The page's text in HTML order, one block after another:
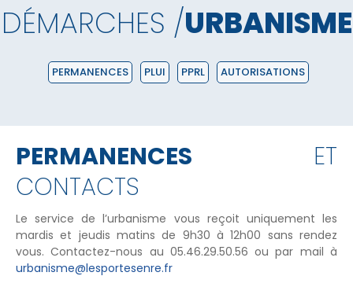
DÉMARCHES /URBANISME
PERMANENCES PLUI PPRL AUTORISATIONS
PERMANENCES ET
CONTACTS
Le service de l’urbanisme vous reçoit uniquement les
mardis et jeudis matins de 9h30 à 12h00 sans rendez
vous. Contactez-nous au 05.46.29.50.56 ou par mail à
urbanisme@lesportesenre.fr